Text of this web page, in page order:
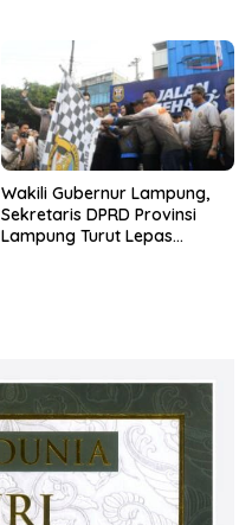
Wakili Gubernur Lampung,
Sekretaris DPRD Provinsi
Lampung Turut Lepas